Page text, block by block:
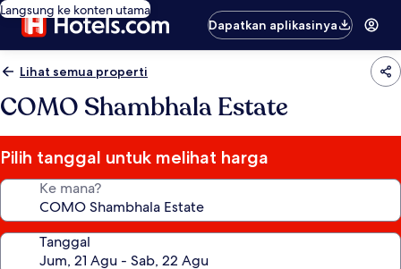
Langsung ke konten utama
Dapatkan aplikasinya
Lihat semua properti
COMO Shambhala Estate
Pilih tanggal untuk melihat harga
Ke mana?
Tanggal